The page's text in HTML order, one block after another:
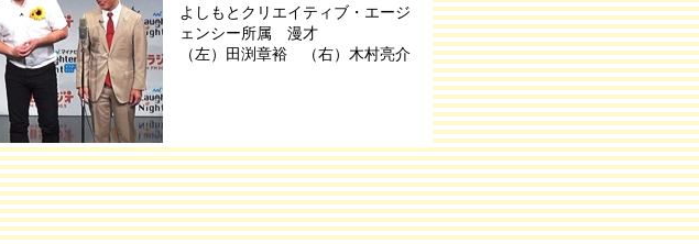
よしもとクリエイティブ・エージ
ェンシー所属 漫才
（左）田渕章裕 （右）木村亮介